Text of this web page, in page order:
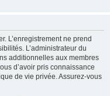
L’enregistrement ne prend
L’administrateur du
additionnelles aux membres
d’avoir pris connaissance
de vie privée. Assurez-vous